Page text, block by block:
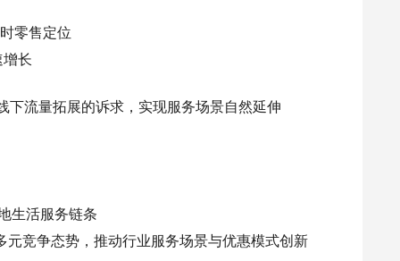
零售定位
长
下流量拓展的诉求，实现服务场景自然延伸
生活服务链条
竞争态势，推动行业服务场景与优惠模式创新